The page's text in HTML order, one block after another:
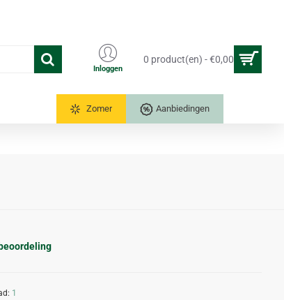
Inloggen
0 product(en) - €0,00
Zomer Aanbiedingen
1